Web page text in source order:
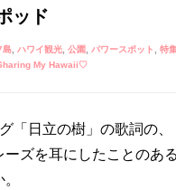
ッド
島 ハワイ観光 公園 パワースポット 特
My Hawaii♡
「日立の樹」の歌詞の
ーズを耳にしたことのあ